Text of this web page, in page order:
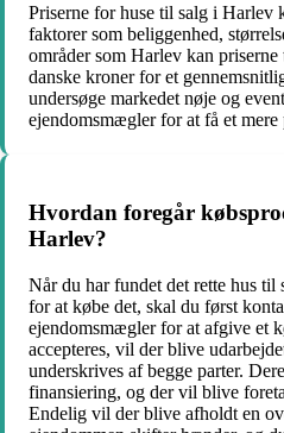
Priserne for huse til salg i Harlev
faktorer som beliggenhed,
områder som Harlev kan
danske kroner for et
undersøge markedet nøje og
ejendomsmægler for at få et
Hvordan foregår
Harlev?
Når du har fundet det rette hus
for at købe det, skal du først
ejendomsmægler for at afgive et
accepteres, vil der blive
underskrives af begge parter.
finansiering, og der vil blive
Endelig vil der blive afholdt en